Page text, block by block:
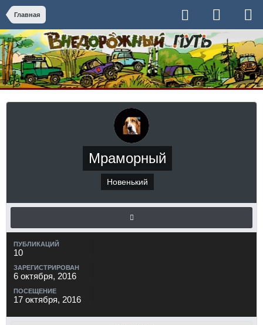
Главная
Мраморный
Новенький
ПУБЛИКАЦИЙ
10
ЗАРЕГИСТРИРОВАН
6 октября, 2016
ПОСЕЩЕНИЕ
17 октября, 2016